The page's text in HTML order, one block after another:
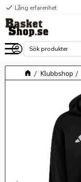
Meny
check Lång erfarenhet
Klubbshop